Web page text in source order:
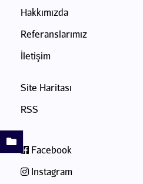
Hakkımızda
Referanslarımız
İletişim
Site Haritası
RSS
Facebook
Instagram